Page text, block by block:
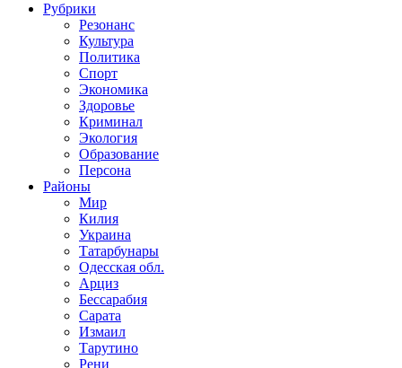
Рубрики
Резонанс
Культура
Политика
Спорт
Экономика
Здоровье
Криминал
Экология
Образование
Персона
Районы
Мир
Килия
Украина
Татарбунары
Одесская обл.
Арциз
Бессарабия
Сарата
Измаил
Тарутино
Рени